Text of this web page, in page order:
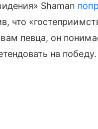
Shaman
что
певца, он
на победу.